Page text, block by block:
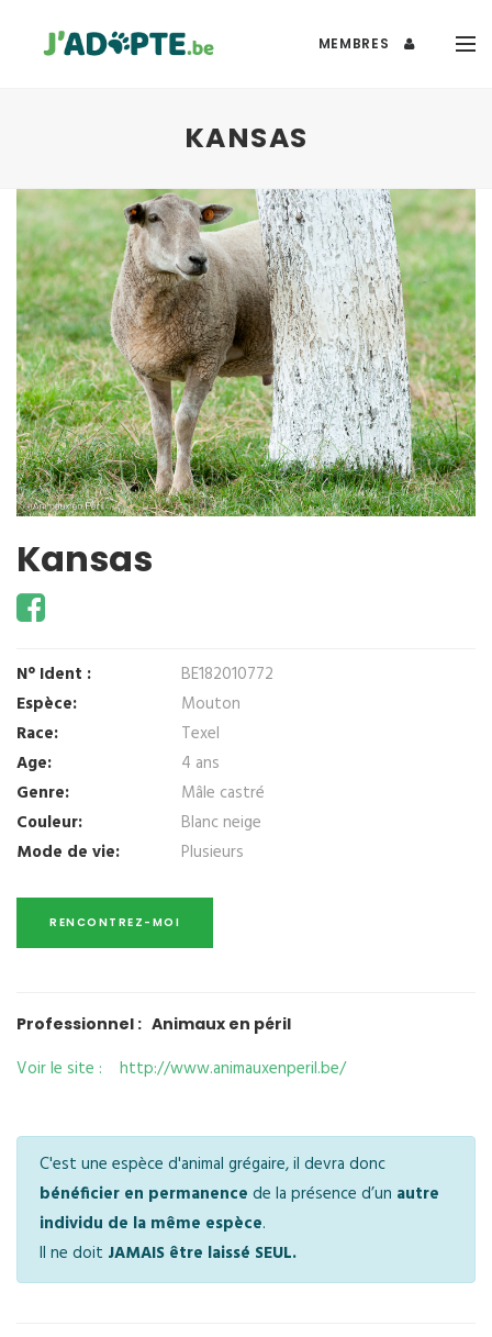
MEMBRES
KANSAS
Kansas
N° Ident :
BE182010772
Espèce:
Mouton
Race:
Texel
Age:
4 ans
Genre:
Mâle castré
Couleur:
Blanc neige
Mode de vie:
Plusieurs
Professionnel : Animaux en péril
Voir le site : http://www.animauxenperil.be/
C'est une espèce d'animal grégaire, il devra donc
bénéficier en permanence de la présence d’un autre
individu de la même espèce.
Il ne doit JAMAIS être laissé SEUL.